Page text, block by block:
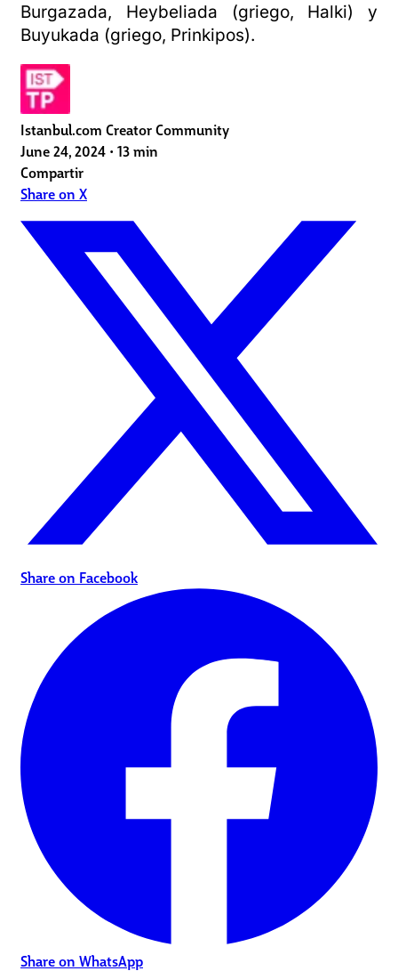
Burgazada, Heybeliada (griego, Halki) y
Buyukada (griego, Prinkipos).
Istanbul.com Creator Community
June 24, 2024 • 13 min
Compartir
Share on X
Share on Facebook
Share on WhatsApp